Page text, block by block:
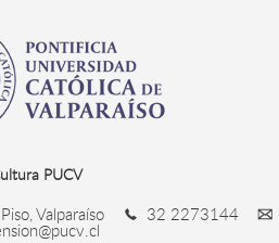
PUCV
Valparaíso 32 2273144